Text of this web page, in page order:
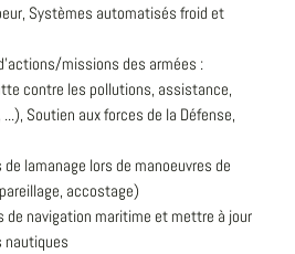
Systèmes automatisés froid et
missions des armées :
contre les pollutions, assistance,
Soutien aux forces de la Défense,
lamanage lors de manoeuvres de
accostage)
de navigation maritime et mettre à jour
nautiques